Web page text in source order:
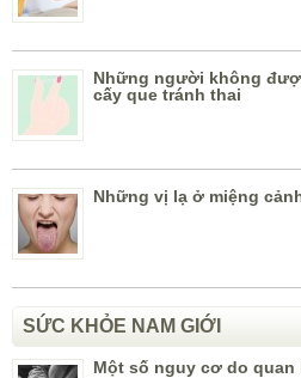
SỨC KHỎE NAM GIỚI
Một số nguy cơ do quan
Làm gì khi bị kiến ba
Cơ thể sẽ thế nào nếu